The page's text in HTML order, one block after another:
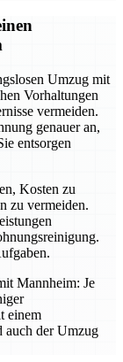
Umzug mit
Vorhaltungen
vermeiden.
genauer an,
entsorgen
Kosten zu
zu vermeiden.
Mannheim: Je
einem
auch der Umzug